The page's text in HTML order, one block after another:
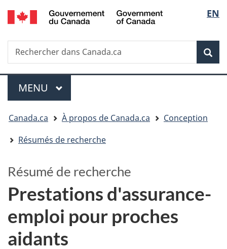
Passer
au
principal
Passer
à
version
simplifiée
langue
EN
Recherche
Rechercher
dans
Menu
MENU PRINCIPAL
êtes
ici
Canada.ca À propos de Canada.ca
Conception
Résumés de recherche
Prestations d'assurance-
emploi pour proches
aidants
Résumé de recherche